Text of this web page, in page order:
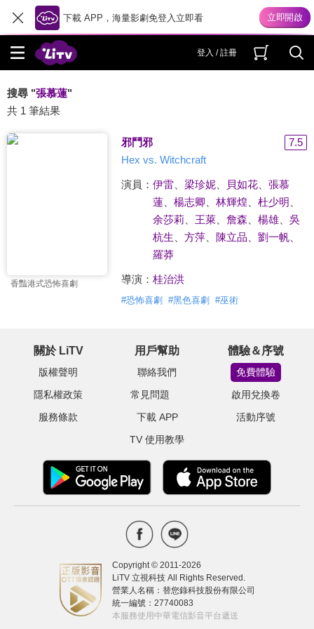
下載 APP，海量影劇免登入立即看
登入 / 註冊
搜尋 "張慕蓮"
共 1 筆結果
香豔港式恐怖喜劇
邪鬥邪
7.5
Hex vs. Witchcraft
演員： 伊雷、 梁珍妮、 貝如花、 張慕
蓮、 楊志卿 林輝煌 杜少明
余莎莉
王萊、 詹森 楊雄、 吳
杭生
方萍、 陳立品 劉一帆、
羅莽
導演： 桂治洪
#恐怖喜劇 #黑色喜劇 #巫術
關於 LiTV
版權聲明
隱私權政策
服務條款
用戶幫助
聯絡我們
常見問題
下載 APP
TV 使用教學
體驗＆序號
免費體驗
啟用兌換卷
活動序號
Copyright © 2011-2026
LiTV 立視科技 All Rights Reserved.
營業人名稱：替您錄科技股份有限公司
統一編號：27740083
本服務使用中華電信影音平台遞送